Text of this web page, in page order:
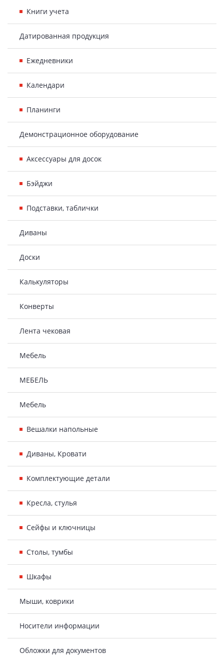
Книги учета
Датированная продукция
Ежедневники
Календари
Планинги
Демонстрационное оборудование
Аксессуары для досок
Бэйджи
Подставки, таблички
Диваны
Доски
Калькуляторы
Конверты
Лента чековая
Мебель
МЕБЕЛЬ
Мебель
Вешалки напольные
Диваны, Кровати
Комплектующие детали
Кресла, стулья
Сейфы и ключницы
Столы, тумбы
Шкафы
Мыши, коврики
Носители информации
Обложки для документов